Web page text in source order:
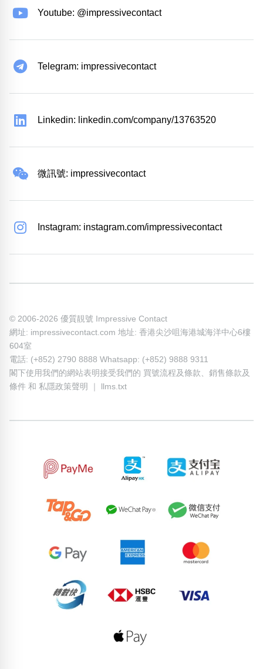
Youtube: @impressivecontact
Telegram: impressivecontact
Linkedin: linkedin.com/company/13763520
微訊號: impressivecontact
Instagram: instagram.com/impressivecontact
© 2006-2026 優質靚號 Impressive Contact
網址: impressivecontact.com 地址: 香港尖沙咀海港城海洋中心6樓
604室
電話: (+852) 2790 8888 Whatsapp: (+852) 9888 9311
閣下使用我們的網站表明接受我們的 買號流程及條款
銷售條款及
條件 和 私隱政策聲明 llms.txt